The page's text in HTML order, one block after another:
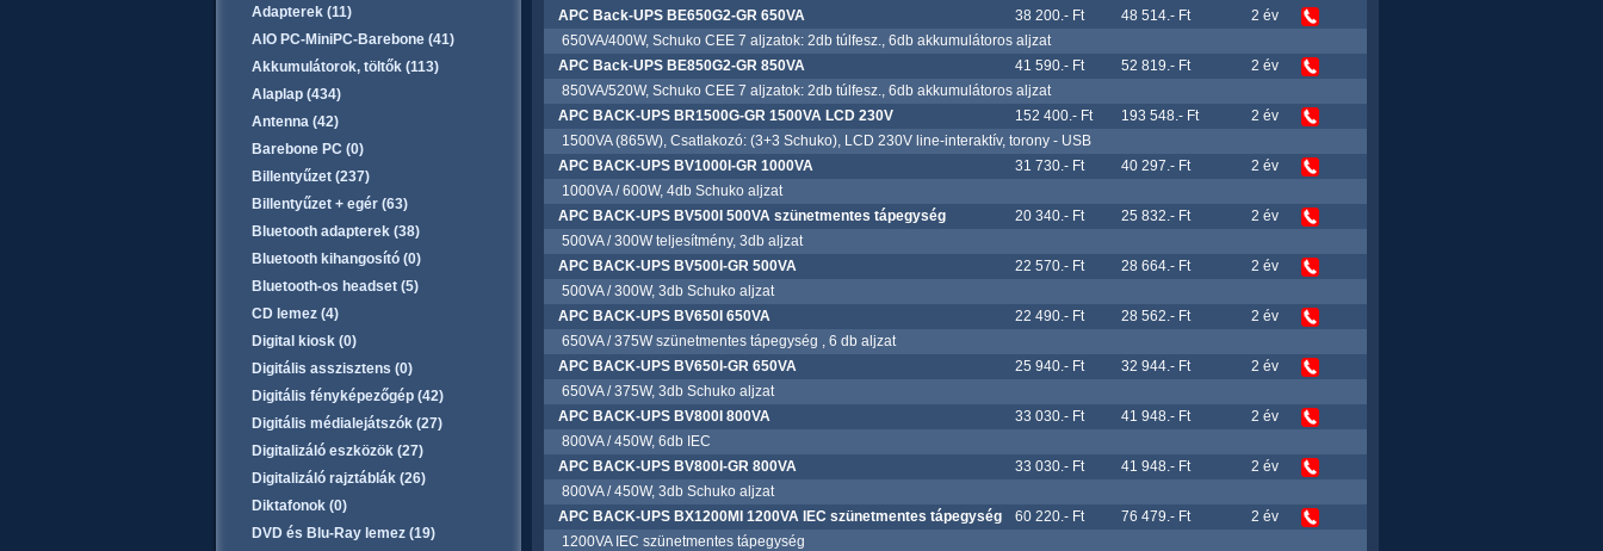
Adapterek (11)
AIO PC-MiniPC-Barebone (41)
Akkumulátorok, töltők (113)
Alaplap (434)
Antenna (42)
Barebone PC (0)
Billentyűzet (237)
Billentyűzet + egér (63)
Bluetooth adapterek (38)
Bluetooth kihangosító (0)
Bluetooth-os headset (5)
CD lemez (4)
Digital kiosk (0)
Digitális asszisztens (0)
Digitális fényképezőgép (42)
Digitális médialejátszók (27)
Digitalizáló eszközök (27)
Digitalizáló rajztáblák (26)
Diktafonok (0)
DVD és Blu-Ray lemez (19)
APC Back-UPS BE650G2-GR 650VA
38 200.- Ft 48 514.- Ft
2 év
650VA/400W, Schuko CEE 7 aljzatok: 2db túlfesz., 6db akkumulátoros aljzat
APC Back-UPS BE850G2-GR 850VA
41 590.- Ft 52 819.- Ft
2 év
850VA/520W, Schuko CEE 7 aljzatok: 2db túlfesz., 6db akkumulátoros aljzat
APC BACK-UPS BR1500G-GR 1500VA LCD 230V
152 400.- Ft 193 548.- Ft
2 év
1500VA (865W), Csatlakozó: (3+3 Schuko), LCD 230V line-interaktív, torony - USB
APC BACK-UPS BV1000I-GR 1000VA
31 730.- Ft 40 297.- Ft
2 év
1000VA / 600W, 4db Schuko aljzat
APC BACK-UPS BV500I 500VA szünetmentes tápegység
20 340.- Ft 25 832.- Ft
2 év
500VA / 300W teljesítmény, 3db aljzat
APC BACK-UPS BV500I-GR 500VA
22 570.- Ft 28 664.- Ft
2 év
500VA / 300W, 3db Schuko aljzat
APC BACK-UPS BV650I 650VA
22 490.- Ft 28 562.- Ft
2 év
650VA / 375W szünetmentes tápegység , 6 db aljzat
APC BACK-UPS BV650I-GR 650VA
25 940.- Ft 32 944.- Ft
2 év
650VA / 375W, 3db Schuko aljzat
APC BACK-UPS BV800I 800VA
33 030.- Ft 41 948.- Ft
2 év
800VA / 450W, 6db IEC
APC BACK-UPS BV800I-GR 800VA
33 030.- Ft 41 948.- Ft
2 év
800VA / 450W, 3db Schuko aljzat
APC BACK-UPS BX1200MI 1200VA IEC szünetmentes tápegység
60 220.- Ft 76 479.- Ft
2 év
1200VA IEC szünetmentes tápegység